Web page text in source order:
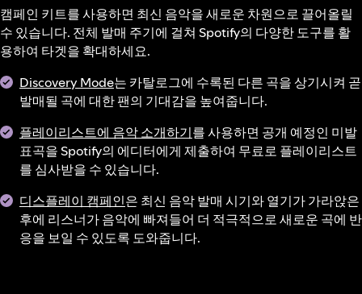
캠페인 키트를 사용하면 최신 음악을 새로운 차원으로 끌어올릴
수 있습니다. 전체 발매 주기에 걸쳐 Spotify의 다양한 도구를 활
용하여 타겟을 확대하세요.
Discovery Mode는 카탈로그에 수록된 다른 곡을 상기시켜 곧
발매될 곡에 대한 팬의 기대감을 높여줍니다.
플레이리스트에 음악 소개하기를 사용하면 공개 예정인 미발
표곡을 Spotify의 에디터에게 제출하여 무료로 플레이리스트
를 심사받을 수 있습니다.
디스플레이 캠페인은 최신 음악 발매 시기와 열기가 가라앉은
후에 리스너가 음악에 빠져들어 더 적극적으로 새로운 곡에 반
응을 보일 수 있도록 도와줍니다.